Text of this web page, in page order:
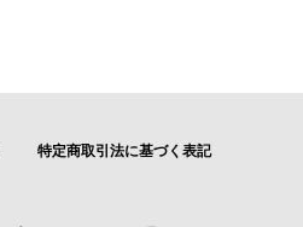
特定商取引法に基づく表記